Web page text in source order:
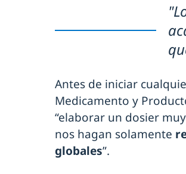
Antes de iniciar
Medicamento y
“elaborar un dosier
nos hagan solamente
globales”.